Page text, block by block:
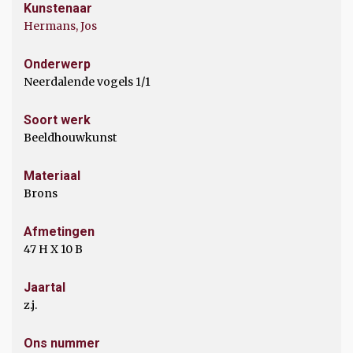
Kunstenaar
Hermans, Jos
Onderwerp
Neerdalende vogels 1/1
Soort werk
Beeldhouwkunst
Materiaal
Brons
Afmetingen
47 H X 10 B
Jaartal
z.j.
Ons nummer